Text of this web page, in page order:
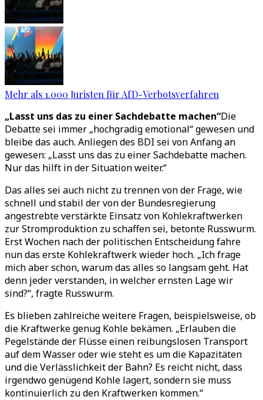
Mehr als 1.000 Juristen für AfD-Verbotsverfahren
„Lasst uns das zu einer Sachdebatte machen“Die
Debatte sei immer „hochgradig emotional“ gewesen und
bleibe das auch. Anliegen des BDI sei von Anfang an
gewesen: „Lasst uns das zu einer Sachdebatte machen.
Nur das hilft in der Situation weiter.“
Das alles sei auch nicht zu trennen von der Frage, wie
schnell und stabil der von der Bundesregierung
angestrebte verstärkte Einsatz von Kohlekraftwerken
zur Stromproduktion zu schaffen sei, betonte Russwurm.
Erst Wochen nach der politischen Entscheidung fahre
nun das erste Kohlekraftwerk wieder hoch. „Ich frage
mich aber schon, warum das alles so langsam geht. Hat
denn jeder verstanden, in welcher ernsten Lage wir
sind?“, fragte Russwurm.
Es blieben zahlreiche weitere Fragen, beispielsweise, ob
die Kraftwerke genug Kohle bekämen. „Erlauben die
Pegelstände der Flüsse einen reibungslosen Transport
auf dem Wasser oder wie steht es um die Kapazitäten
und die Verlässlichkeit der Bahn? Es reicht nicht, dass
irgendwo genügend Kohle lagert, sondern sie muss
kontinuierlich zu den Kraftwerken kommen.“